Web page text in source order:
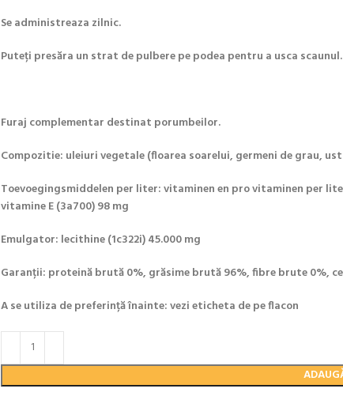
Se administreaza zilnic.
Puteți presăra un strat de pulbere pe podea pentru a usca scaunul.
Furaj complementar destinat porumbeilor.
Compozitie: uleiuri vegetale (floarea soarelui, germeni de grau,
Toevoegingsmiddelen per liter: vitaminen en pro vitaminen per
vitamine E (3a700) 98 mg
Emulgator: lecithine (1c322i) 45.000 mg
Garanții: proteină brută 0%, grăsime brută 96%, fibre brute 0%,
A se utiliza de preferință înainte: vezi eticheta de pe flacon